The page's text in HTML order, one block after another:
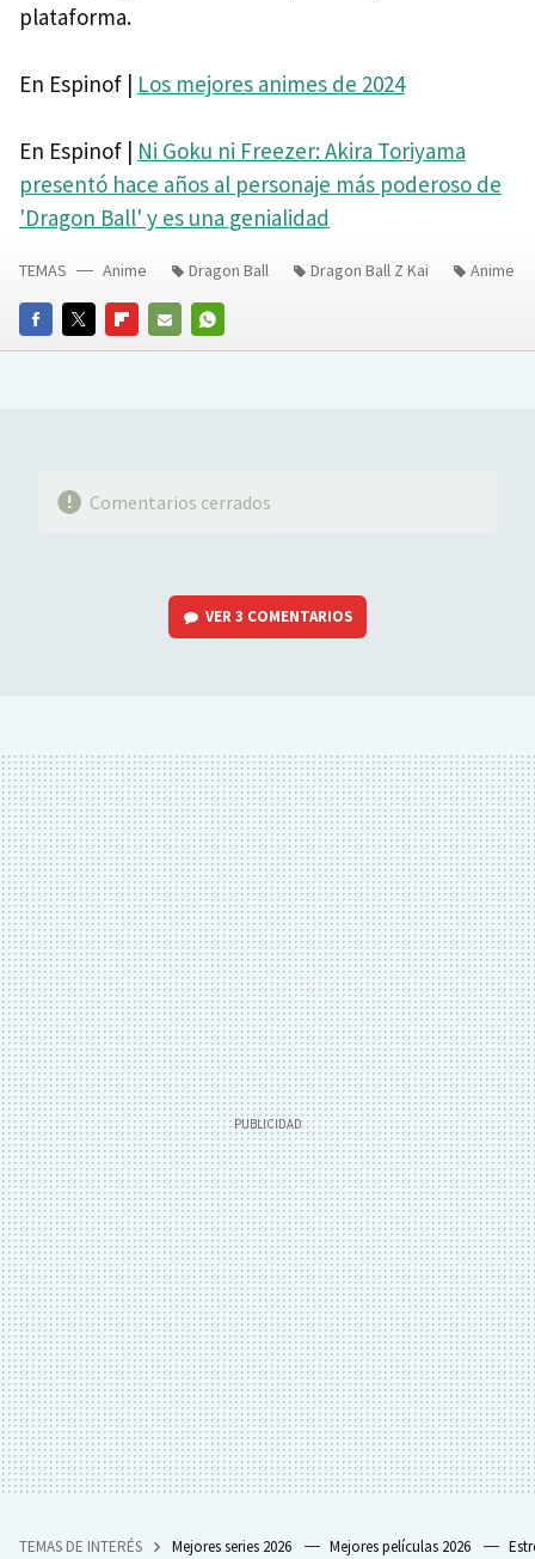
plataforma.
En Espinof | Los mejores animes de 2024
En Espinof | Ni Goku ni Freezer: Akira Toriyama
presentó hace años al personaje más poderoso de
'Dragon Ball' y es una genialidad
FACEBOOKTWITTERFLIPBOARD
E-
WHATSAPP
TEMAS Anime Dragon Ball Dragon Ball Z Kai Anime
Comentarios cerrados
VER3 COMENTARIOS
TEMAS DE INTERÉS Mejores series 2026 Mejores películas 2026